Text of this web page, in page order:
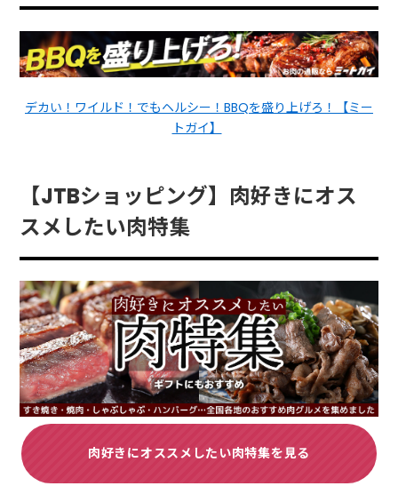
デカい！ワイルド！でもヘルシー！BBQを盛り上げろ！【ミー
トガイ】
【JTBショッピング】肉好きにオス
スメしたい肉特集
肉好きにオススメしたい肉特集を見る